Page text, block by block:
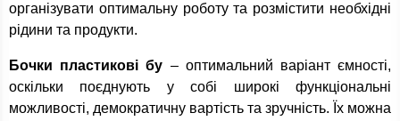
організувати оптимальну роботу та розмістити необхідні
рідини та продукти.
Бочки пластикові бу – оптимальний варіант ємності,
оскільки поєднують у собі широкі функціональні
можливості, демократичну вартість та зручність. Їх можна